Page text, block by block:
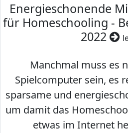
Energieschonende
für Homeschooling -
2022
Manchmal muss es
Spielcomputer sein, es
sparsame und
um damit das
etwas im Internet